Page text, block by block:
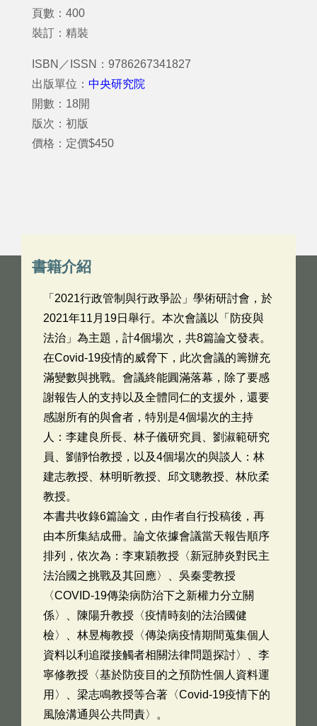
頁數：400
裝訂：精裝
ISBN／ISSN：9786267341827
出版單位： 中央研究院
開數：18開
版次：初版
價格：定價$450
書籍介紹
「2021行政管制與行政爭訟」學術研討會，於
2021年11月19日舉行。本次會議以「防疫與
法治」為主題，計4個場次，共8篇論文發表。
在Covid-19疫情的威脅下，此次會議的籌辦充
滿變數與挑戰。會議終能圓滿落幕，除了要感
謝報告人的支持以及全體同仁的支援外，還要
感謝所有的與會者，特別是4個場次的主持
人：李建良所長、林子儀研究員、劉淑範研究
員、劉靜怡教授，以及4個場次的與談人：林
建志教授、林明昕教授、邱文聰教授、林欣柔
教授。
本書共收錄6篇論文，由作者自行投稿後，再
由本所集結成冊。論文依據會議當天報告順序
排列，依次為：李東穎教授〈新冠肺炎對民主
法治國之挑戰及其回應〉、吳秦雯教授
〈COVID-19傳染病防治下之新權力分立關
係〉、陳陽升教授〈疫情時刻的法治國健
檢〉、林昱梅教授〈傳染病疫情期間蒐集個人
資料以利追蹤接觸者相關法律問題探討〉、李
寧修教授〈基於防疫目的之預防性個人資料運
用〉、梁志鳴教授等合著〈Covid-19疫情下的
風險溝通與公共問責〉。